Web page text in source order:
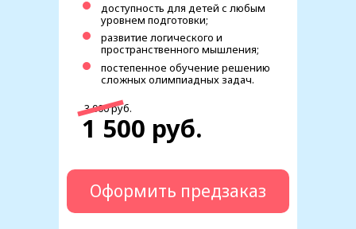
доступность для детей с любым
уровнем подготовки;
развитие логического и
пространственного мышления;
3 000 руб.
1 500 руб.
постепенное обучение решению
сложных олимпиадных задач.
Оформить предзаказ